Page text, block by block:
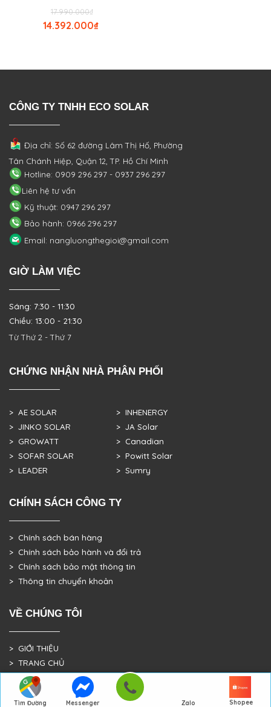
Tìm Đường Messenger Zalo Shopee
₫
17.990.000
₫
14.392.000
CÔNG TY TNHH ECO SOLAR
Địa chỉ: Số 62 đường Lâm Thị Hố, Phường
Tân Chánh Hiệp, Quận 12, TP. Hồ Chí Minh
Hotline: 0909 296 297 - 0937 296 297
Liên hệ tư vấn
Kỹ thuật: 0947 296 297
Bảo hành: 0966 296 297
Email: nangluongthegioi@gmail.com
GIỜ LÀM VIỆC
Sáng: 7:30 - 11:30
Chiều: 13:00 - 21:30
Từ Thứ 2 - Thứ 7
CHỨNG NHẬN NHÀ PHÂN PHỐI
> AE SOLAR
> JINKO SOLAR
> GROWATT
> SOFAR SOLAR
> LEADER
> INHENERGY
> JA Solar
> Canadian
> Powitt Solar
> Sumry
CHÍNH SÁCH CÔNG TY
> Chính sách bán hàng
> Chính sách bảo hành và đổi trả
> Chính sách bảo mật thông tin
> Thông tin chuyển khoản
VỀ CHÚNG TÔI
> GIỚI THIỆU
> TRANG CHỦ
> DỰ ÁN THỰC TẾ